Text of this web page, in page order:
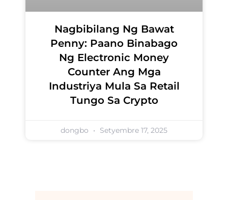
Nagbibilang Ng Bawat
Penny: Paano Binabago
Ng Electronic Money
Counter Ang Mga
Industriya Mula Sa Retail
Tungo Sa Crypto
dongbo Setyembre 17, 2025